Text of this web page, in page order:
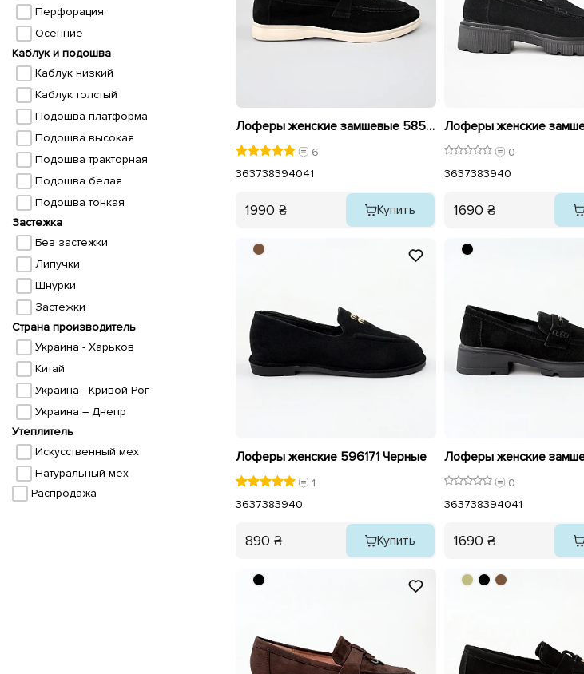
Перфорация
Осенние
Каблук и подошва
Каблук низкий
Каблук толстый
Подошва платформа
Подошва высокая
Подошва тракторная
Подошва белая
Подошва тонкая
Застежка
Без застежки
Липучки
Шнурки
Застежки
Страна производитель
Украина - Харьков
Китай
Украина - Кривой Рог
Украина – Днепр
Утеплитель
Искусственный мех
Натуральный мех
Распродажа
Лоферы женские замшевые 585379 Черные
6
363738394041
1990 ₴ Купить
0
3637383940
1690 ₴
Лоферы женские 596171 Черные
1
3637383940
890 ₴ Купить
0
363738394041
1690 ₴